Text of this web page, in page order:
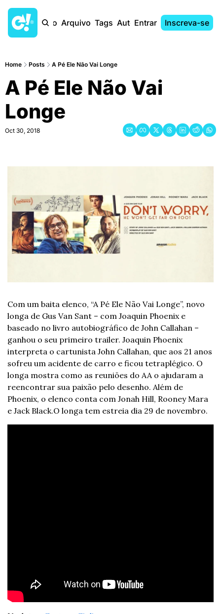
Início Arquivo Tags AutoresEntrar Inscreva-se
Home Posts A Pé Ele Não Vai Longe
A Pé Ele Não Vai
Longe
Oct 30, 2018
Com um baita elenco, “A Pé Ele Não Vai Longe”, novo
longa de Gus Van Sant – com Joaquin Phoenix e
baseado no livro autobiográfico de John Callahan –
ganhou o seu primeiro trailer. Joaquin Phoenix
interpreta o cartunista John Callahan, que aos 21 anos
sofreu um acidente de carro e ficou tetraplégico. O
longa mostra como as reuniões do AA o ajudaram a
reencontrar sua paixão pelo desenho. Além de
Phoenix, o elenco conta com Jonah Hill, Rooney Mara
e Jack Black.O longa tem estreia dia 29 de novembro.